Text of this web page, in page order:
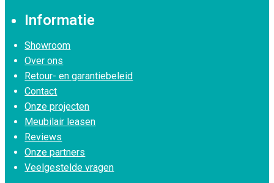
Informatie
Showroom
Over ons
Retour- en garantiebeleid
Contact
Onze projecten
Meubilair leasen
Reviews
Onze partners
Veelgestelde vragen